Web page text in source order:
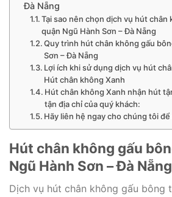
Đà Nẵng
Tại sao nên chọn dịch vụ hút chân
quận Ngũ Hành Sơn – Đà Nẵng
Quy trình hút chân không gấu
Sơn – Đà Nẵng
Lợi ích khi sử dụng dịch vụ hút
Hút chân không Xanh
Hút chân không Xanh nhận hút
tận địa chỉ của quý khách:
Hãy liên hệ ngay cho chúng tôi
Hút chân không gấu
Ngũ Hành Sơn – Đà Nẵng
Dịch vụ hút chân không gấu bông